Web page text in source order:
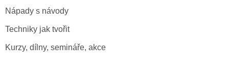
Nápady s návody
Techniky jak tvořit
Kurzy, dílny, semináře, akce